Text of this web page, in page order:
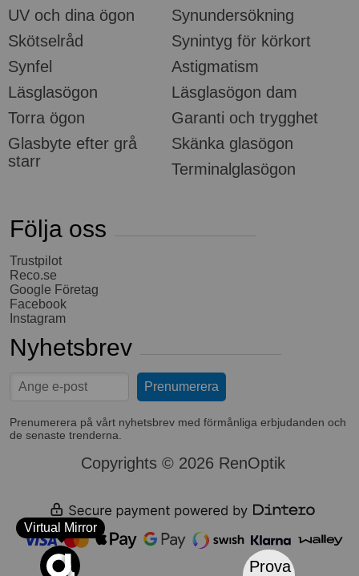
Prova
UV och dina ögon
Synundersökning
Skötselråd
Synintyg för körkort
Synfel
Astigmatism
Läsglasögon
Läsglasögon dam
Torra ögon
Garanti och trygghet
Glasbyte efter grå
starr
Skänka glasögon
Terminalglasögon
Följa oss
Trustpilot
Reco.se
Google Företag
Facebook
Instagram
Nyhetsbrev
Prenumerera på vårt nyhetsbrev med förmånliga erbjudanden och
de senaste trenderna.
Copyrights © 2026 RenOptik
Virtual Mirror